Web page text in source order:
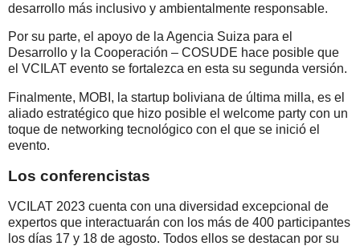
desarrollo más inclusivo y ambientalmente responsable.
Por su parte, el apoyo de la Agencia Suiza para el
Desarrollo y la Cooperación – COSUDE hace posible que
el VCILAT evento se fortalezca en esta su segunda versión.
Finalmente, MOBI, la startup boliviana de última milla, es el
aliado estratégico que hizo posible el welcome party con un
toque de networking tecnológico con el que se inició el
evento.
Los conferencistas
VCILAT 2023 cuenta con una diversidad excepcional de
expertos que interactuarán con los más de 400 participantes
los días 17 y 18 de agosto. Todos ellos se destacan por su